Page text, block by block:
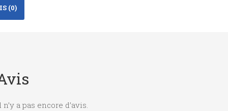
(0)
n’y a pas encore d’avis.